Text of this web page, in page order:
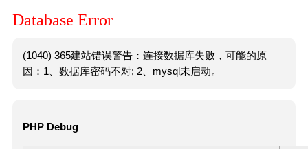
Database Error
(1040) 365建站错误警告：连接数据库失败，可能的原
因：1、数据库密码不对; 2、mysql未启动。
PHP Debug